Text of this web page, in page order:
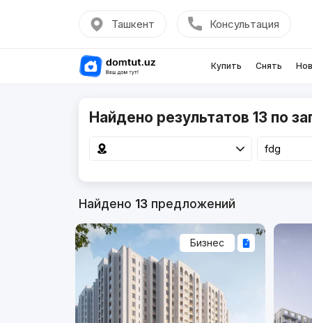
Ташкент Консультация
Купить Снять
Найдено результатов 13 по
Найдено 13предложений
Бизнес